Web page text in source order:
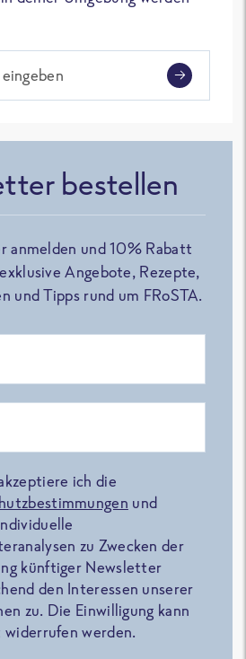
bestellen
anmelden und 10% Rabatt
Angebote, Rezepte,
und Tipps rund um FRoSTA.
ich die
und
zu Zwecken der
künftiger Newsletter
den Interessen unserer
zu. Die Einwilligung kann
werden.